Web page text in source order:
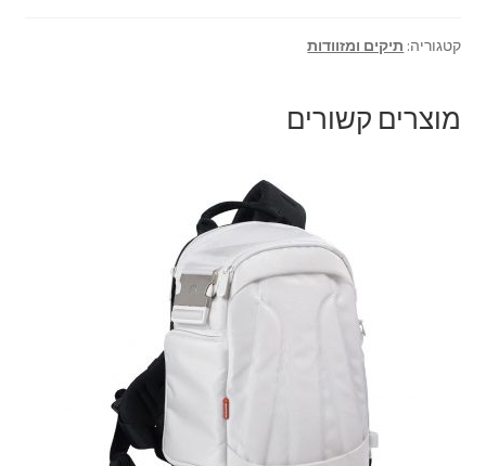
קולנוע וטלוויזיה
שידור וידאו חי באינטרנט
קטגוריה: תיקים ומזוודות
מוצרים קשורים